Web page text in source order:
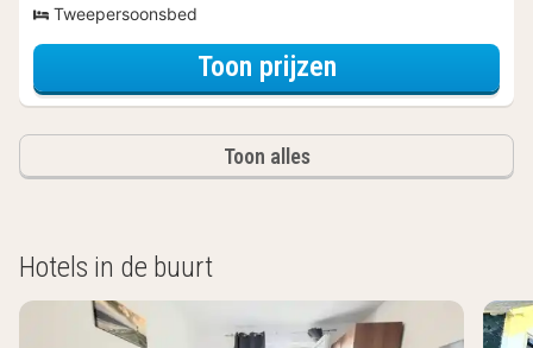
Tweepersoonsbed
Toon prijzenvoor
Toon alles
Hotels in de buurt